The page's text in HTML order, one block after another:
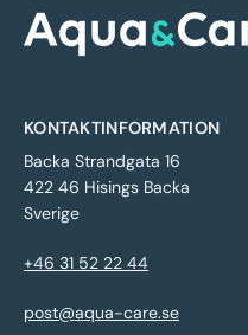
KONTAKTINFORMATION
Backa Strandgata 16
422 46 Hisings Backa
Sverige
+46 31 52 22 44
post@aqua-care.se